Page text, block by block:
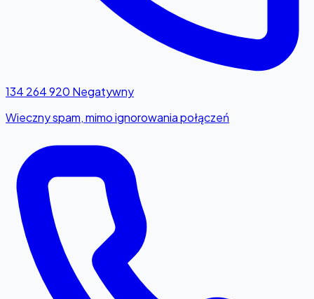
134 264 920 Negatywny
Wieczny spam, mimo ignorowania połączeń